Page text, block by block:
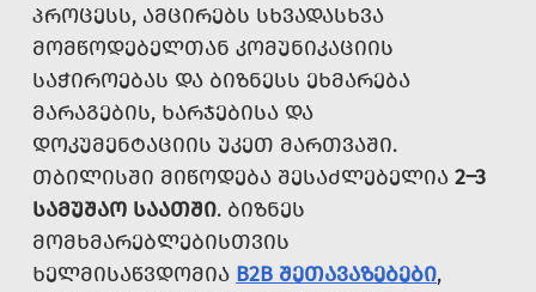
ᲞᲠᲝᲪᲔᲡᲡ, ᲐᲛᲪᲘᲠᲔᲑᲡ ᲡᲮᲕᲐᲓᲐᲡᲮᲕᲐ
ᲛᲝᲛᲬᲝᲓᲔᲑᲔᲚᲗᲐᲜ ᲙᲝᲛᲣᲜᲘᲙᲐᲪᲘᲘᲡ
ᲡᲐᲭᲘᲠᲝᲔᲑᲐᲡ ᲓᲐ ᲑᲘᲖᲜᲔᲡᲡ ᲔᲮᲛᲐᲠᲔᲑᲐ
ᲛᲐᲠᲐᲒᲔᲑᲘᲡ, ᲮᲐᲠᲯᲔᲑᲘᲡᲐ ᲓᲐ
ᲓᲝᲙᲣᲛᲔᲜᲢᲐᲪᲘᲘᲡ ᲣᲙᲔᲗ ᲛᲐᲠᲗᲕᲐᲨᲘ.
ᲗᲑᲘᲚᲘᲡᲨᲘ ᲛᲘᲬᲝᲓᲔᲑᲐ ᲨᲔᲡᲐᲫᲚᲔᲑᲔᲚᲘᲐ 2–3
ᲡᲐᲛᲣᲨᲐᲝ ᲡᲐᲐᲗᲨᲘ. ᲑᲘᲖᲜᲔᲡ
ᲛᲝᲛᲮᲛᲐᲠᲔᲑᲚᲔᲑᲘᲡᲗᲕᲘᲡ
ᲮᲔᲚᲛᲘᲡᲐᲬᲕᲓᲝᲛᲘᲐ B2B ᲨᲔᲗᲐᲕᲐᲖᲔᲑᲔᲑᲘ,